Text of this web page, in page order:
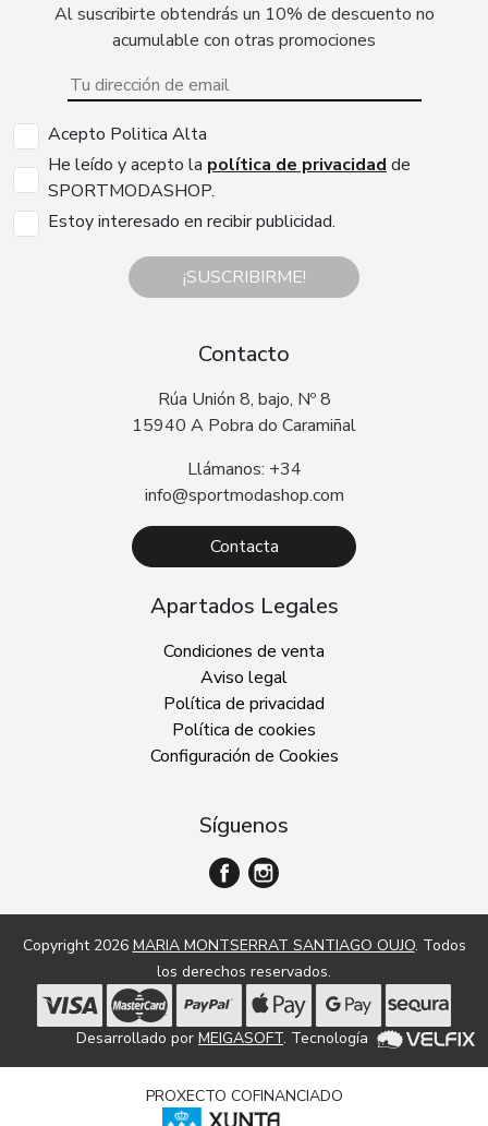
Al suscribirte obtendrás un 10% de descuento no
acumulable con otras promociones
Acepto Politica Alta
He leído y acepto la política de privacidad de
SPORTMODASHOP.
Estoy interesado en recibir publicidad.
¡SUSCRIBIRME!
Contacto
Rúa Unión 8, bajo, Nº 8
15940 A Pobra do Caramiñal
Llámanos: +34
info@sportmodashop.com
Contacta
Apartados Legales
Condiciones de venta
Aviso legal
Política de privacidad
Política de cookies
Configuración de Cookies
Síguenos
Copyright 2026 MARIA MONTSERRAT SANTIAGO OUJO. Todos
los derechos reservados.
Desarrollado por MEIGASOFT. Tecnología
PROXECTO COFINANCIADO